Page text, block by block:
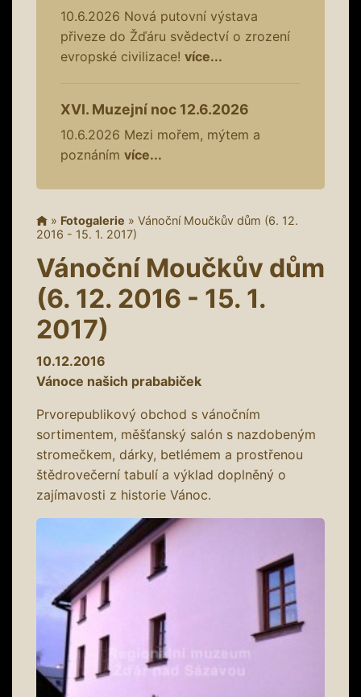
10.6.2026 Nová putovní výstava
přiveze do Žďáru svědectví o zrození
evropské civilizace! více...
XVI. Muzejní noc 12.6.2026
10.6.2026 Mezi mořem, mýtem a
poznáním více...
» Fotogalerie » Vánoční Moučkův dům (6. 12.
2016 - 15. 1. 2017)
Vánoční Moučkův dům
(6. 12. 2016 - 15. 1.
2017)
10.12.2016
Vánoce našich prababiček
Prvorepublikový obchod s vánočním
sortimentem, měšťanský salón s nazdobeným
stromečkem, dárky, betlémem a prostřenou
štědrovečerní tabulí a výklad doplněný o
zajímavosti z historie Vánoc.